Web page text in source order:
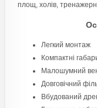
площ, холів,
Легкий монтаж
Компактні
Малошумний
Довговічний
Вбудований